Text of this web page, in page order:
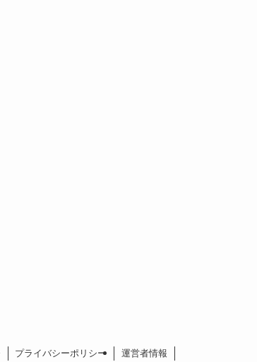
プライバシーポリシー 運営者情報